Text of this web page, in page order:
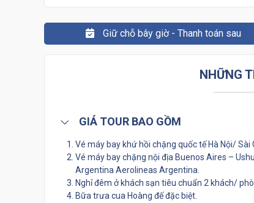
Giữ chỗ bây giờ - Thanh toán sau
NHỮNG
GIÁ TOUR BAO GỒM
Vé máy bay khứ hồi chặng quốc tế Hà Nội/
Vé máy bay chặng nội địa Buenos Aires –
Argentina Aerolineas Argentina.
Nghỉ đêm ở khách sạn tiêu chuẩn 2 khách/
Bữa trưa cua Hoàng đế đặc biệt.